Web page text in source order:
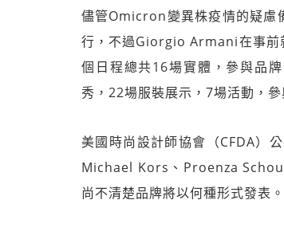
儘管Omicron變異株疫情的疑慮
行，不過Giorgio Armani在事前
個日程總共16場實體，參與品
秀，22場服裝展示，7場活動，
美國時尚設計師協會（CFDA）
Michael Kors、Proenza
尚不清楚品牌將以何種形式發表。